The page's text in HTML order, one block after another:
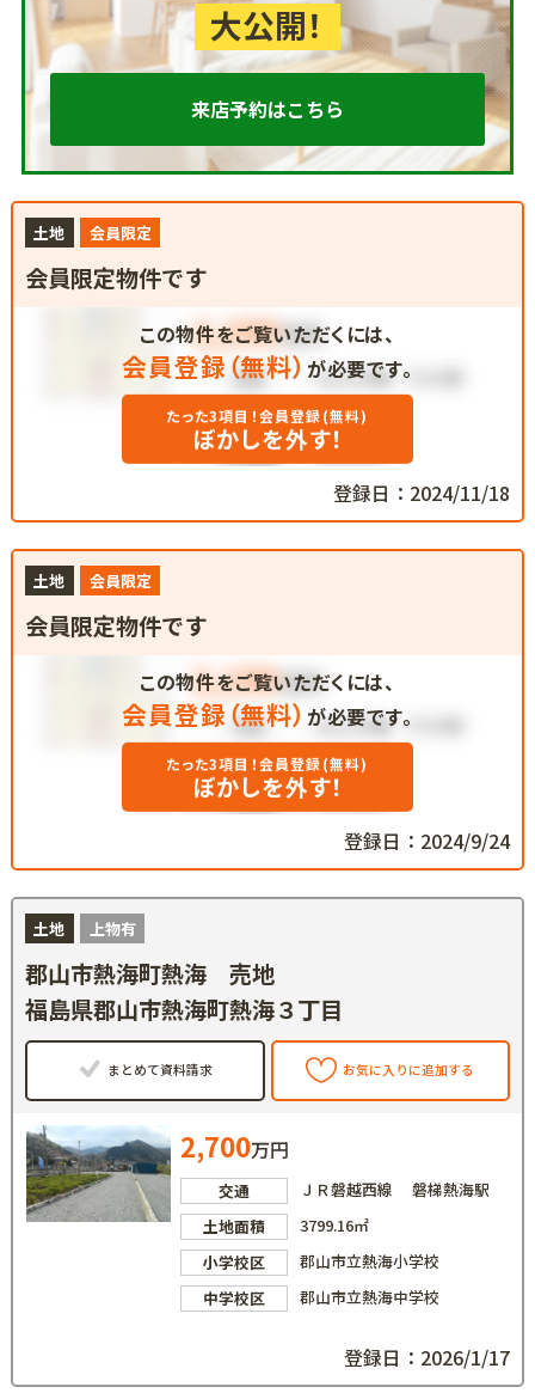
大公開！
来店予約はこちら
土地 会員限定
会員限定物件です
この物件をご覧いただくには、
会員登録（無料） が必要です。
たった3項目！会員登録(無料)
ぼかしを外す！
登録日：2024/11/18
土地 会員限定
会員限定物件です
この物件をご覧いただくには、
会員登録（無料） が必要です。
たった3項目！会員登録(無料)
ぼかしを外す！
登録日：2024/9/24
土地 上物有
郡山市熱海町熱海 売地
福島県郡山市熱海町熱海３丁目
まとめて資料請求 お気に入りに追加する
2,700万円
交通
ＪＲ磐越西線 磐梯熱海駅
土地面積
3799.16㎡
小学校区
郡山市立熱海小学校
中学校区
郡山市立熱海中学校
登録日：2026/1/17